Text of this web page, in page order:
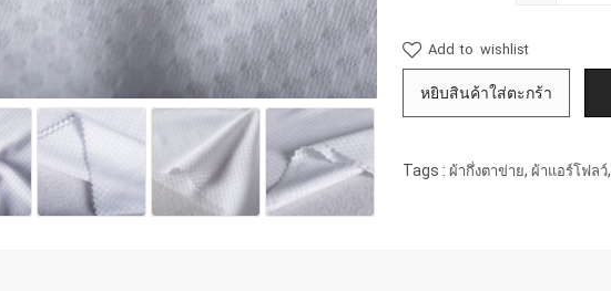
Add to wishlist
Tags : ผ้ากึ่งตาข่าย, ผ้าแอร์โฟลว์,